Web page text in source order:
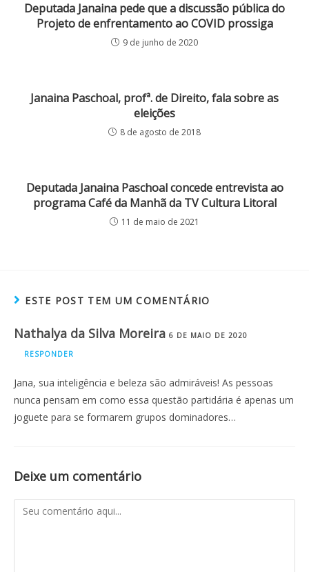
Deputada Janaina pede que a discussão pública do
Projeto de enfrentamento ao COVID prossiga
9 de junho de 2020
Janaina Paschoal, profª. de Direito, fala sobre as
eleições
8 de agosto de 2018
Deputada Janaina Paschoal concede entrevista ao
programa Café da Manhã da TV Cultura Litoral
11 de maio de 2021
ESTE POST TEM UM COMENTÁRIO
Nathalya da Silva Moreira 6 DE MAIO DE 2020
RESPONDER
Jana, sua inteligência e beleza são admiráveis! As pessoas
nunca pensam em como essa questão partidária é apenas um
joguete para se formarem grupos dominadores…
Deixe um comentário